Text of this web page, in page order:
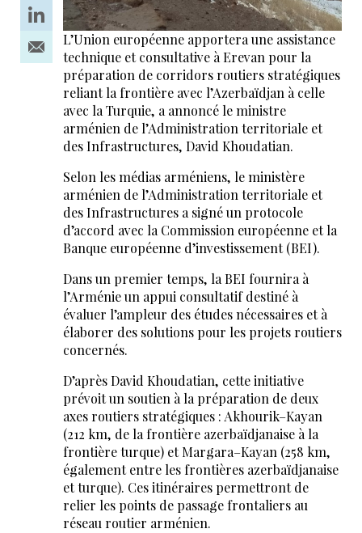
L’Union européenne apportera une assistance
technique et consultative à Erevan pour la
préparation de corridors routiers stratégiques
reliant la frontière avec l’Azerbaïdjan à celle
avec la Turquie, a annoncé le ministre
arménien de l’Administration territoriale et
des Infrastructures, David Khoudatian.
Selon les médias arméniens, le ministère
arménien de l’Administration territoriale et
des Infrastructures a signé un protocole
d’accord avec la Commission européenne et la
Banque européenne d’investissement (BEI).
Dans un premier temps, la BEI fournira à
l’Arménie un appui consultatif destiné à
évaluer l’ampleur des études nécessaires et à
élaborer des solutions pour les projets routiers
concernés.
D’après David Khoudatian, cette initiative
prévoit un soutien à la préparation de deux
axes routiers stratégiques : Akhourik–Kayan
(212 km, de la frontière azerbaïdjanaise à la
frontière turque) et Margara–Kayan (258 km,
également entre les frontières azerbaïdjanaise
et turque). Ces itinéraires permettront de
relier les points de passage frontaliers au
réseau routier arménien.